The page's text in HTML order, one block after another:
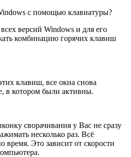
с помощью клавиатуры?
версий Windows и для его
комбинацию горячих клавиш
клавиш, все окна снова
в котором были активны.
сворачивания у Вас не сразу
несколько раз. Всё
время. Это зависит от скорости